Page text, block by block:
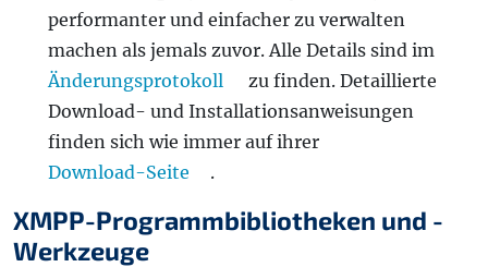
performanter und einfacher zu verwalten
machen als jemals zuvor. Alle Details sind im
Änderungsprotokoll
zu finden. Detaillierte
Download- und Installationsanweisungen
finden sich wie immer auf ihrer
Download-Seite
.
XMPP-Programmbibliotheken und -
Werkzeuge